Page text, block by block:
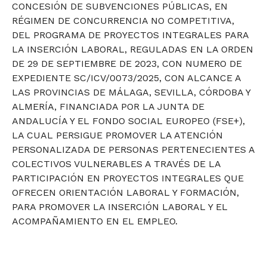
CONCESIÓN DE SUBVENCIONES PÚBLICAS, EN
RÉGIMEN DE CONCURRENCIA NO COMPETITIVA,
DEL PROGRAMA DE PROYECTOS INTEGRALES PARA
LA INSERCIÓN LABORAL, REGULADAS EN LA ORDEN
DE 29 DE SEPTIEMBRE DE 2023, CON NUMERO DE
EXPEDIENTE SC/ICV/0073/2025, CON ALCANCE A
LAS PROVINCIAS DE MÁLAGA, SEVILLA, CÓRDOBA Y
ALMERÍA, FINANCIADA POR LA JUNTA DE
ANDALUCÍA Y EL FONDO SOCIAL EUROPEO (FSE+),
LA CUAL PERSIGUE PROMOVER LA ATENCIÓN
PERSONALIZADA DE PERSONAS PERTENECIENTES A
COLECTIVOS VULNERABLES A TRAVÉS DE LA
PARTICIPACIÓN EN PROYECTOS INTEGRALES QUE
OFRECEN ORIENTACIÓN LABORAL Y FORMACIÓN,
PARA PROMOVER LA INSERCIÓN LABORAL Y EL
ACOMPAÑAMIENTO EN EL EMPLEO.